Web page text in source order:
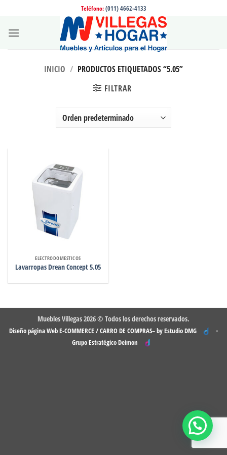
contenido
Teléfono: (011) 4662-4133
INICIO / PRODUCTOS ETIQUETADOS “5.05”
FILTRAR
ELECTRODOMESTICOS
Lavarropas Drean Concept 5.05
Muebles Villegas 2026 © Todos los derechos reservados.
Diseño página Web E-COMMERCE / CARRO DE COMPRAS– by Estudio DMG -
Grupo Estratégico Deimon